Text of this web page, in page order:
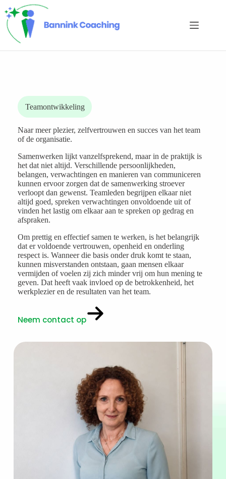
naar
de
inhoud
Teamontwikkeling
Naar meer plezier, zelfvertrouwen en succes van het team
of de organisatie.
Samenwerken lijkt vanzelfsprekend, maar in de praktijk is
het dat niet altijd. Verschillende persoonlijkheden,
belangen, verwachtingen en manieren van communiceren
kunnen ervoor zorgen dat de samenwerking stroever
verloopt dan gewenst. Teamleden begrijpen elkaar niet
altijd goed, spreken verwachtingen onvoldoende uit of
vinden het lastig om elkaar aan te spreken op gedrag en
afspraken.
Om prettig en effectief samen te werken, is het belangrijk
dat er voldoende vertrouwen, openheid en onderling
respect is. Wanneer die basis onder druk komt te staan,
kunnen misverstanden ontstaan, gaan mensen elkaar
vermijden of voelen zij zich minder vrij om hun mening te
geven. Dat heeft vaak invloed op de betrokkenheid, het
werkplezier en de resultaten van het team.
Neem contact op